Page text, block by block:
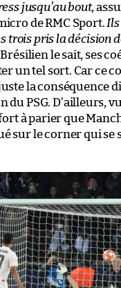
jusqu’au bout,
de RMC Sport. Ils
trois pris la décision
Brésilien le sait, ses
un tel sort. Car ce
la conséquence
du PSG. D’ailleurs,
à parier que
sur le corner qui se